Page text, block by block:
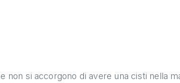
non si accorgono di avere una cisti nella